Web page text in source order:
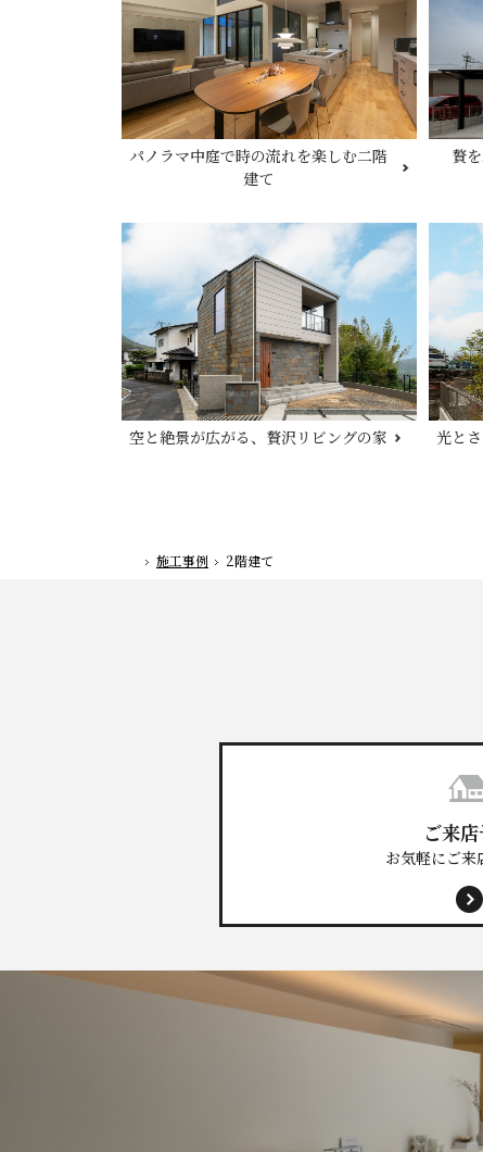
パノラマ中庭で時の流れを楽しむ二階
建て
贅
空と絶景が広がる、贅沢リビングの家
光と
ホーム
施工事例 2階建て
ご来
お気軽にご来